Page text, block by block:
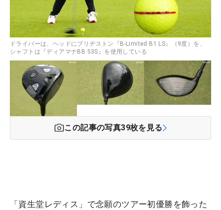
ドライバーは、ヘッドにブリヂストン『B-Limited B1 LS』（9度）を、
シャフトは『ディアマナBB 53S』を使用している
この記事の写真39枚を見る
「資生堂レディス」で念願のツアー初優勝を飾った